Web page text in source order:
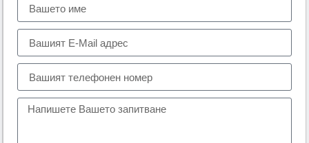
Тел.:+359 89 552 4009